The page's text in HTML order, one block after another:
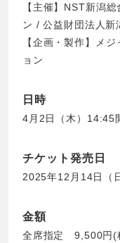
【主催】NST新潟
ン / 公益財団法人新
【企画・製作】メ
ョン
日時
4月2日（木）14:45
チケット発売日
2025年12月14日
金額
全席指定 9,500円(